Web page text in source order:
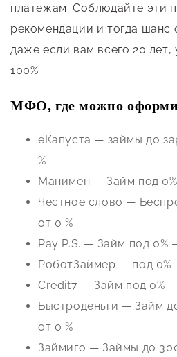
платежам. Соблюдайте эти
рекомендации и тогда шанс
даже если вам всего 20 лет,
100%.
МФО, где можно
еКапуста — займы до
%
Манимен — Займ под
Честное слово —
от 0 %
Pay P.S. — Займ под 0%
РоботЗаймер — под 0%
Credit7 — Займ под 0% —
Быстроденьги — Займ
от 0 %
Займиго — Займы до